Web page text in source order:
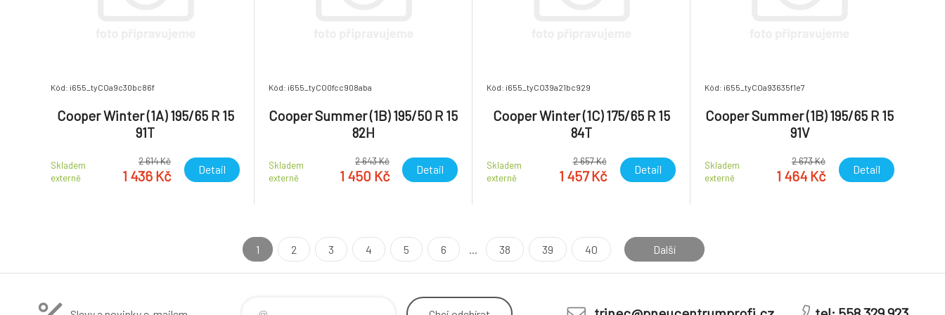
Kód: i655_tyCOa9c30bc86f
Cooper Winter (1A) 195/65 R 15
91T
Skladem
externě
2 614 Kč
1 436 Kč Detail
Kód: i655_tyCO0fcc908aba
Cooper Summer (1B) 195/50 R 15
82H
Skladem
externě
2 643 Kč
1 450 Kč Detail
Kód: i655_tyCO39a21bc929
Cooper Winter (1C) 175/65 R 15
84T
Skladem
externě
2 657 Kč
1 457 Kč Detail
Kód: i655_tyCOa93635f1e7
Cooper Summer (1B) 195/65 R 15
91V
Skladem
externě
2 673 Kč
1 464 Kč Detail
1 2 3 4 5 6 ... 38 39 40 Další